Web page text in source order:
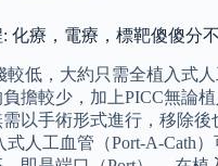
化療，電療，標靶傻傻分
較低，大約只需全植入式
擔較少，加上PICC無論
以手術形式進行，移除後
式人工血管（Port-A-Cath